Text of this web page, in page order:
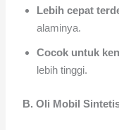
Lebih cepat
alaminya.
Cocok untuk
lebih tinggi.
B. Oli Mobil